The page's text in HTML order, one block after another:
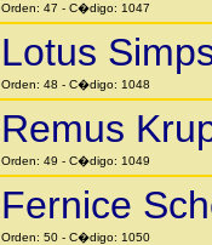
Orden: 47 - C�digo: 1047
Lotus
Orden: 48 - C�digo: 1048
Remus
Orden: 49 - C�digo: 1049
Fernice
Orden: 50 - C�digo: 1050